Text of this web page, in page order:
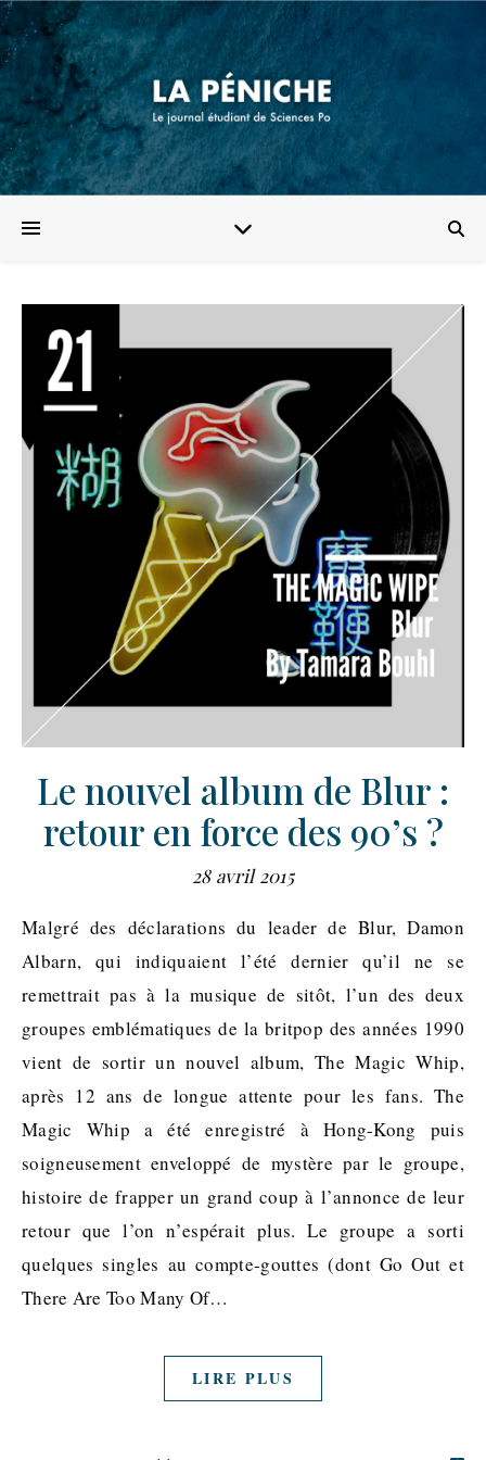
Le nouvel album de Blur :
retour en force des 90’s ?
28 avril 2015
Malgré des déclarations du leader de Blur, Damon
Albarn, qui indiquaient l’été dernier qu’il ne se
remettrait pas à la musique de sitôt, l’un des deux
groupes emblématiques de la britpop des années 1990
vient de sortir un nouvel album, The Magic Whip,
après 12 ans de longue attente pour les fans. The
Magic Whip a été enregistré à Hong-Kong puis
soigneusement enveloppé de mystère par le groupe,
histoire de frapper un grand coup à l’annonce de leur
retour que l’on n’espérait plus. Le groupe a sorti
quelques singles au compte-gouttes (dont Go Out et
There Are Too Many Of…
LIRE PLUS